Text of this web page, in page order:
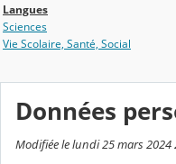
Langues
Sciences
Vie Scolaire, Santé, Social
Données
Modifiée le lundi 25 mars 2024